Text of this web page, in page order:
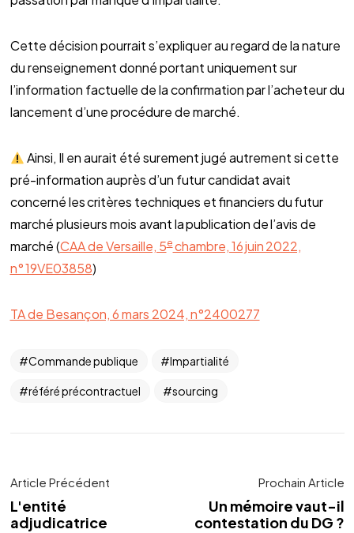
Cette décision pourrait s’expliquer au regard de la nature
du renseignement donné portant uniquement sur
l’information factuelle de la confirmation par l’acheteur du
lancement d’une procédure de marché.
Ainsi, Il en aurait été surement jugé autrement si cette
pré-information auprès d’un futur candidat avait
concerné les critères techniques et financiers du futur
marché plusieurs mois avant la publication de l’avis de
marché (CAA de Versaille, 5echambre, 16 juin 2022,
n° 19VE03858)
TA de Besançon, 6 mars 2024, n°2400277
Commande publique Impartialité
référé précontractuel sourcing
Article Précédent
L'entité
adjudicatrice
Prochain Article
Un mémoire vaut-il
contestation du DG ?